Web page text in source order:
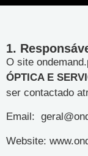
1.
O site
ÓPTICA E
ser contactado
Email:
Website: